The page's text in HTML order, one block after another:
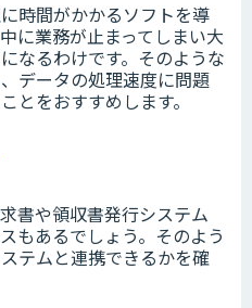
時間がかかるソフトを導
に業務が止まってしまい大
なるわけです。そのような
データの処理速度に問題
とをおすすめします。
書や領収書発行システム
もあるでしょう。そのよう
テムと連携できるかを確